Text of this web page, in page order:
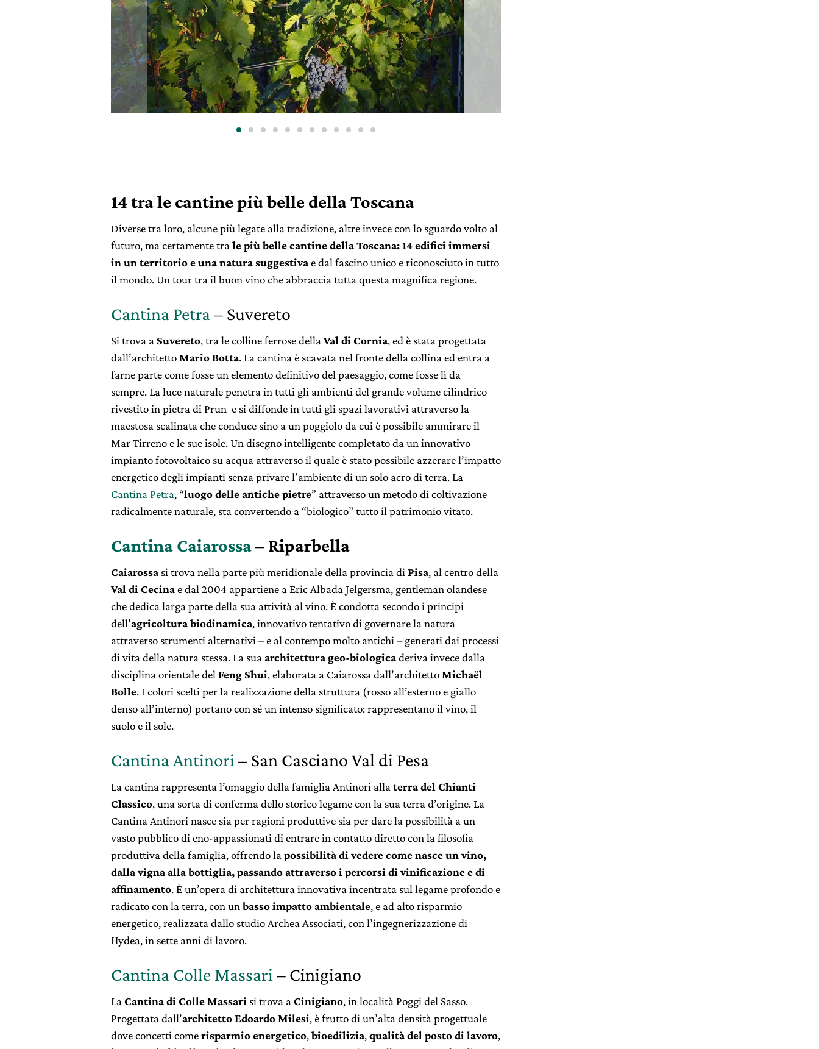
14 tra le cantine più belle della Toscana
Diverse tra loro, alcune più legate alla tradizione, altre invece con lo sguardo volto al
futuro, ma certamente trale più belle cantine della Toscana: 14 edifici immersi
in un territorio e una natura suggestivae dal fascino unico e riconosciuto in tutto
il mondo. Un tour tra il buon vino che abbraccia tutta questa magnifica regione.
Cantina Petra– Suvereto
Si trova a Suvereto, tra le colline ferrose dellaVal di Cornia, ed è stata progettata
dall’architettoMario Botta. La cantina è scavata nel fronte della collina ed entra a
farne parte come fosse un elemento definitivo del paesaggio, come fosse lì da
sempre. La luce naturale penetra in tutti gli ambienti del grande volume cilindrico
rivestito in pietra di Prun e si diffonde in tutti gli spazi lavorativi attraverso la
maestosa scalinata che conduce sino a un poggiolo da cui è possibile ammirare il
Mar Tirreno e le sue isole. Un disegno intelligente completato da un innovativo
impianto fotovoltaico su acqua attraverso il quale è stato possibile azzerare l’impatto
energetico degli impianti senza privare l’ambiente di un solo acro di terra. La
Cantina Petra, “luogo delle antiche pietre” attraverso un metodo di coltivazione
radicalmente naturale, sta convertendo a “biologico” tutto il patrimonio vitato.
Cantina Caiarossa– Riparbella
Caiarossa si trova nella parte più meridionale della provincia diPisa, al centro della
Val di Cecinae dal 2004 appartiene a Eric Albada Jelgersma, gentleman olandese
che dedica larga parte della sua attività al vino. È condotta secondo i principi
dell’agricoltura biodinamica, innovativo tentativo di governare la natura
attraverso strumenti alternativi – e al contempo molto antichi – generati dai processi
di vita della natura stessa. La suaarchitettura geo-biologicaderiva invece dalla
disciplina orientale delFeng Shui, elaborata a Caiarossa dall’architettoMichaël
Bolle. I colori scelti per la realizzazione della struttura (rosso all’esterno e giallo
denso all’interno) portano con sé un intenso significato: rappresentano il vino, il
suolo e il sole.
Cantina Antinori – San Casciano Val di Pesa
La cantina rappresenta l’omaggio della famiglia Antinori allaterra del Chianti
Classico, una sorta di conferma dello storico legame con la sua terra d’origine. La
Cantina Antinori nasce sia per ragioni produttive sia per dare la possibilità a un
vasto pubblico di eno-appassionati di entrare in contatto diretto con la filosofia
produttiva della famiglia, offrendo lapossibilità di vedere come nasce un vino,
dalla vigna alla bottiglia, passando attraverso i percorsi di vinificazione e di
affinamento. È un’opera di architettura innovativa incentrata sul legame profondo e
radicato con la terra, con unbasso impatto ambientale, e ad alto risparmio
energetico, realizzata dallo studio Archea Associati, con l’ingegnerizzazione di
Hydea, in sette anni di lavoro.
Cantina Colle Massari – Cinigiano
LaCantina di Colle Massari si trova aCinigiano, in località Poggi del Sasso.
Progettata dall’architetto Edoardo Milesi, è frutto di un’alta densità progettuale
dove concetti comerisparmio energetico,bioedilizia,qualità del posto di lavoro,